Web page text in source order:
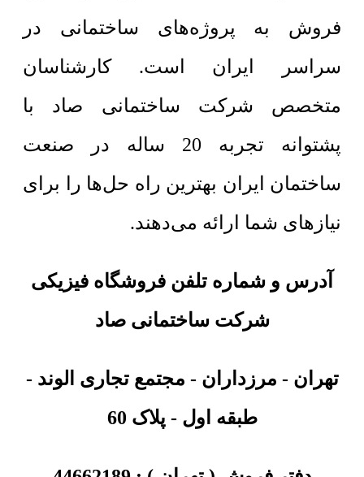
فروش به پروژه‌های ساختمانی در
سراسر ایران است. کارشناسان
متخصص شرکت ساختمانی صاد با
پشتوانه تجربه 20 ساله در صنعت
ساختمان ایران بهترین راه حل‌ها را برای
نیازهای شما ارائه می‌دهند.
آدرس و شماره تلفن فروشگاه فیزیکی
شرکت ساختمانی صاد
تهران - مرزداران - مجتمع تجاری الوند -
طبقه اول - پلاک 60